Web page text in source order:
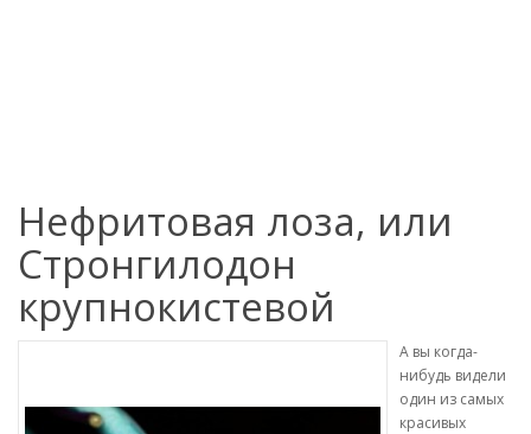
Нефритовая лоза, или
Стронгилодон
крупнокистевой
А вы когда-
нибудь видели
один из самых
красивых